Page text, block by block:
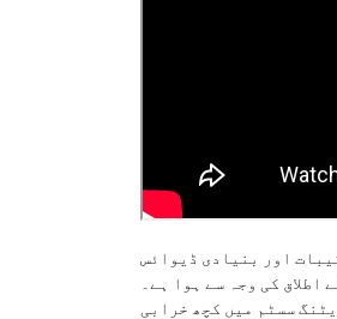
اور بنیادی ڈیوائس
کی وجہ سے ہوا ہے۔
سسٹم میں کچھ خرابی